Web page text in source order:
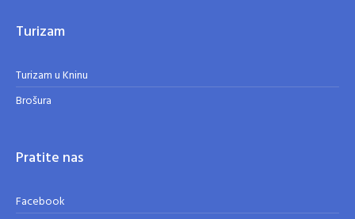
Turizam
Turizam u Kninu
Brošura
Pratite nas
Facebook